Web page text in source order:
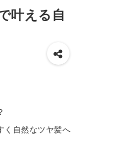
叶える自
く自然なツヤ髪へ